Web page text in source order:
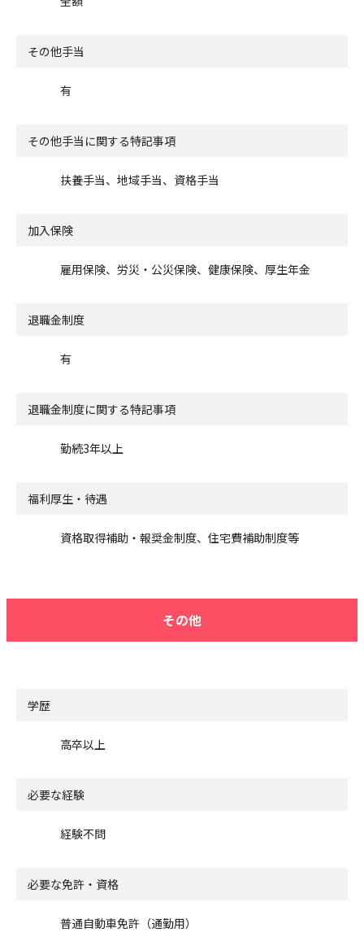
その他手当
有
その他手当に関する特記事項
扶養手当、地域手当、資格手当
加入保険
雇用保険、労災・公災保険、健康保険、厚生年金
退職金制度
有
退職金制度に関する特記事項
勤続3年以上
福利厚生・待遇
資格取得補助・報奨金制度、住宅費補助制度等
その他
学歴
高卒以上
必要な経験
経験不問
必要な免許・資格
普通自動車免許（通勤用）